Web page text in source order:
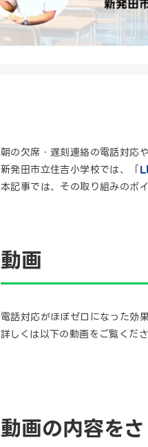
朝の欠席・遅刻連絡の電話対応
新発田市立住吉小学校では、「
本記事では、その取り組みのポ
動画
電話対応がほぼゼロになった効
詳しくは以下の動画をご覧くださ
動画の内容を